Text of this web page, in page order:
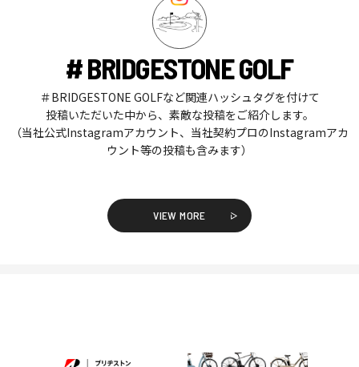
# BRIDGESTONE GOLF
＃BRIDGESTONE GOLFなど関連ハッシュタグを付けて
投稿いただいた中から、素敵な投稿をご紹介します。
（当社公式Instagramアカウント、当社契約プロのInstagramアカ
ウント等の投稿も含みます）
VIEW MORE